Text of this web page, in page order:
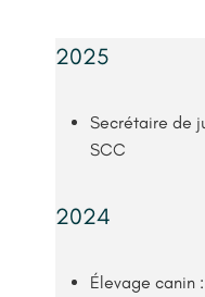
2025
Secrétaire de
SCC
2024
Élevage canin